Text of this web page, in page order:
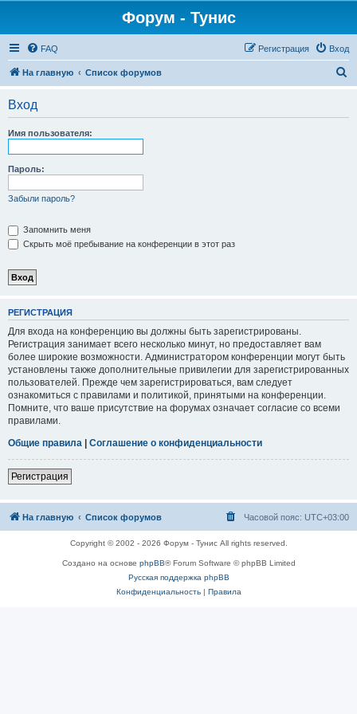
Форум - Тунис
FAQ Вход
Регистрация
На главную Список форумов
Вход
Имя пользователя:
Пароль:
Забыли пароль?
Запомнить меня
Скрыть моё пребывание на конференции в этот раз
РЕГИСТРАЦИЯ
Для входа на конференцию вы должны быть зарегистрированы.
Регистрация занимает всего несколько минут, но предоставляет вам
более широкие возможности. Администратором конференции могут быть
установлены также дополнительные привилегии для зарегистрированных
пользователей. Прежде чем зарегистрироваться, вам следует
ознакомиться с правилами и политикой, принятыми на конференции.
Помните, что ваше присутствие на форумах означает согласие со всеми
правилами.
Общие правила | Соглашение о конфиденциальности
Регистрация
На главную Список форумов Часовой пояс: UTC+03:00
Copyright © 2002 - 2026 Форум - Тунис All rights reserved.
Создано на основе phpBB® Forum Software © phpBB Limited
Русская поддержка phpBB
Конфиденциальность| Правила